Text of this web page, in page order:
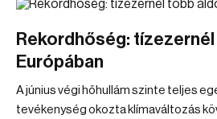
Rekordhőség:
Európában
A június végi hőhullám szinte teljes
tevékenység okozta klímaváltozás